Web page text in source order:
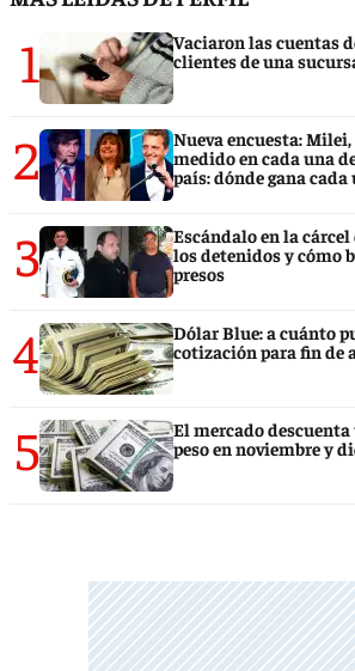
1
Vaciaron las cuentas
clientes de una
2
Nueva encuesta:
medido en cada una
país: dónde gana cada
3
Escándalo en la
los detenidos y cómo
presos
4
Dólar Blue: a cuánto
cotización para fin de
5
El mercado
peso en noviembre y